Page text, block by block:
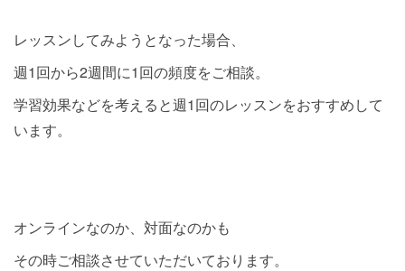
レッスンしてみようとなった場合、
週1回から2週間に1回の頻度をご相談。
学習効果などを考えると週1回のレッスンをおすすめして
います。
オンラインなのか、対面なのかも
その時ご相談させていただいております。